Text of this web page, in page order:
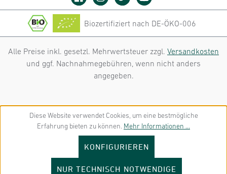
Biozertifiziert nach DE-ÖKO-006
Alle Preise inkl. gesetzl. Mehrwertsteuer zzgl. Versandkosten
und ggf. Nachnahmegebühren, wenn nicht anders
angegeben.
Diese Website verwendet Cookies, um eine bestmögliche
Erfahrung bieten zu können. Mehr Informationen ...
NUR TECHNISCH NOTWENDIGE
KONFIGURIEREN